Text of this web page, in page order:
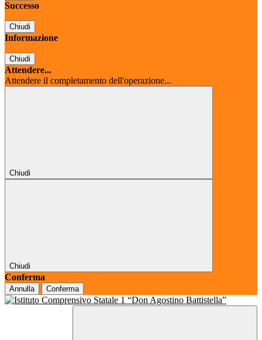
Successo
Chiudi
Informazione
Chiudi
Attendere...
Attendere il completamento dell'operazione...
Chiudi
Chiudi
Conferma
Annulla Conferma